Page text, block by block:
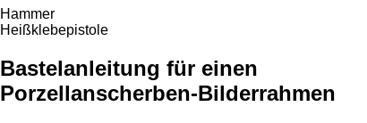
Hammer
Heißklebepistole
Bastelanleitung für einen
Porzellanscherben-Bilderrahmen